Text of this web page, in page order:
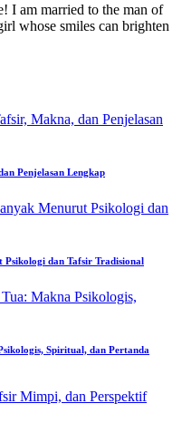
I am married to the man of
whose smiles can brighten
Penjelasan Lengkap
dan Tafsir Tradisional
Spiritual, dan Pertanda